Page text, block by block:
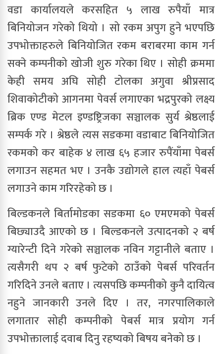
वडा कार्यालयले करसहित ५ लाख रुपैयाँ मात्र
बिनियोजन गरेको थियो । सो रकम अपुग हुने भएपछि
उपभोक्ताहरुले बिनियोजित रकम बराबरमा काम गर्न
सक्ने कम्पनीको खोजी शुरु गरेका थिए । सोही क्रममा
केही समय अघि सोही टोलका अगुवा श्रीप्रसाद
शिवाकोटीको आगनमा पेवर्स लगाएका भद्रपुरको लक्ष्य
ब्रिक एण्ड मेटल इण्डष्ट्रिजका सञ्चालक सुर्य श्रेष्ठलाई
सम्पर्क गरे । श्रेष्ठले त्यस सडकमा वडाबाट बिनियोजित
रकमको कर बाहेक ४ लाख ६५ हजार रुपैंयाँमा पेबर्स
लगाउन सहमत भए । उनकै उद्योगले हाल त्यहाँ पेबर्स
लगाउने काम गरिरहेको छ ।
बिल्डकनले बिर्तामोडका सडकमा ६० एमएमको पेबर्स
बिछ्याउदै आएको छ । बिल्डकनले उत्पादनको २ बर्ष
ग्यारेन्टी दिने गरेको सञ्चालक नविन गट्टानीले बताए ।
त्यसैगरी थप २ बर्ष फुटेको ठाउँको पेबर्स परिवर्तन
गरिदिने उनले बताए । त्यसपछि कम्पनीको कुनै दायित्व
नहुने जानकारी उनले दिए । तर, नगरपालिकाले
लगातार सोही कम्पनीको पेबर्स मात्र प्रयोग गर्न
उपभोक्तालाई दवाब दिनु रहष्यको बिषय बनेको छ ।